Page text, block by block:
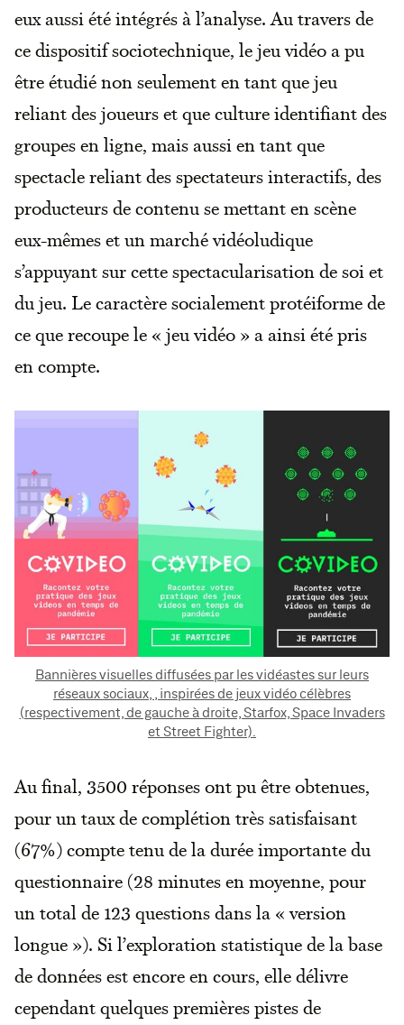
eux aussi été intégrés à l’analyse. Au travers de
ce dispositif sociotechnique, le jeu vidéo a pu
être étudié non seulement en tant que jeu
reliant des joueurs et que culture identifiant des
groupes en ligne, mais aussi en tant que
spectacle reliant des spectateurs interactifs, des
producteurs de contenu se mettant en scène
eux-mêmes et un marché vidéoludique
s’appuyant sur cette spectacularisation de soi et
du jeu. Le caractère socialement protéiforme de
ce que recoupe le « jeu vidéo » a ainsi été pris
en compte.
Bannières visuelles diffusées par les vidéastes sur leurs
réseaux sociaux, , inspirées de jeux vidéo célèbres
(respectivement, de gauche à droite, Starfox, Space Invaders
et Street Fighter).
Au final, 3500 réponses ont pu être obtenues,
pour un taux de complétion très satisfaisant
(67%) compte tenu de la durée importante du
questionnaire (28 minutes en moyenne, pour
un total de 123 questions dans la « version
longue »). Si l’exploration statistique de la base
de données est encore en cours, elle délivre
cependant quelques premières pistes de